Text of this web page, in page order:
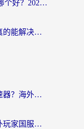
海外党纠结迅游和FlashBack哪个好？2026实用指南教你选对回国加速器
海外党必看：加速器免费版真的能解决回国访问难题吗？附实用选择指南
在美国玩流放之路用什么加速器？海外党国服游戏不卡顿的终极攻略
匈牙利怎么玩逐鹿九州？海外玩家国服游戏加速器终极指南（附永劫无间荣耀新三国解决方案）